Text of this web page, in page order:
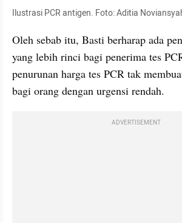
Ilustrasi PCR antigen. Foto: Aditia
Oleh sebab itu, Basti berharap ada
yang lebih rinci bagi penerima tes
penurunan harga tes PCR tak
bagi orang dengan urgensi rendah.
ADVERTISEMENT